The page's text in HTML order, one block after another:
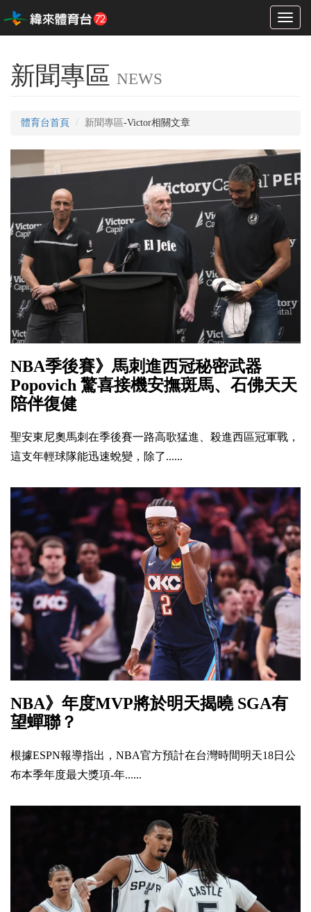
Toggle
新聞專區 NEWS
體育台首頁 新聞專區-Victor相關文章
NBA季後賽》馬刺進西冠秘密武器
Popovich 驚喜接機安撫斑馬、石佛天天
陪伴復健
聖安東尼奧馬刺在季後賽一路高歌猛進、殺進西區冠軍戰，
這支年輕球隊能迅速蛻變，除了......
NBA》年度MVP將於明天揭曉 SGA有
望蟬聯？
根據ESPN報導指出，NBA官方預計在台灣時間明天18日公
布本季年度最大獎項-年......